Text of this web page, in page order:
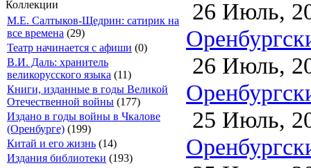
Коллекции
М.Е. Салтыков-Щедрин: сатирик на
все времена (29)
Театр начинается с афиши (0)
В.И. Даль: хранитель
великорусского языка (11)
Книги, изданные в годы Великой
Отечественной войны (177)
Издано в годы войны в Чкалове
(Оренбурге) (199)
Китай и его жизнь (14)
Издания библиотеки (193)
26 Июль,
26 Июль,
25 Июль,